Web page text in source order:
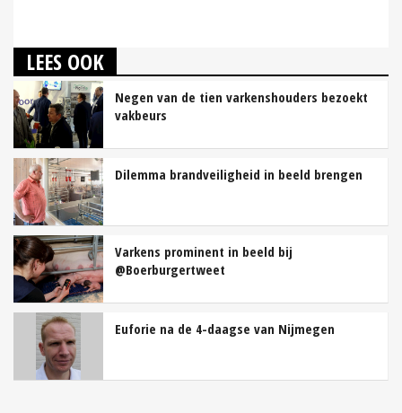
LEES OOK
Negen van de tien varkenshouders bezoekt
vakbeurs
Dilemma brandveiligheid in beeld brengen
Varkens prominent in beeld bij
@Boerburgertweet
Euforie na de 4-daagse van Nijmegen